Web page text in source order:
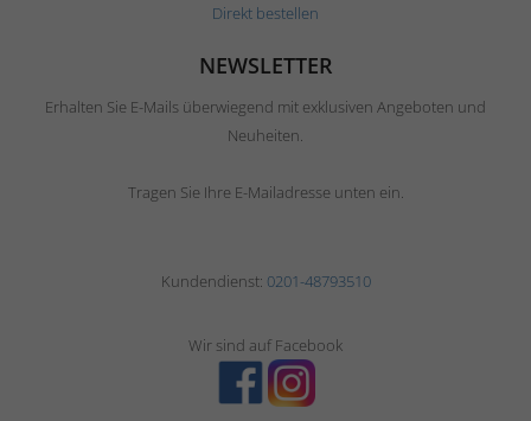
Direkt bestellen
NEWSLETTER
Erhalten Sie E-Mails überwiegend mit exklusiven Angeboten und
Neuheiten.
Tragen Sie Ihre E-Mailadresse unten ein.
Kundendienst: 0201-48793510
Wir sind auf Facebook